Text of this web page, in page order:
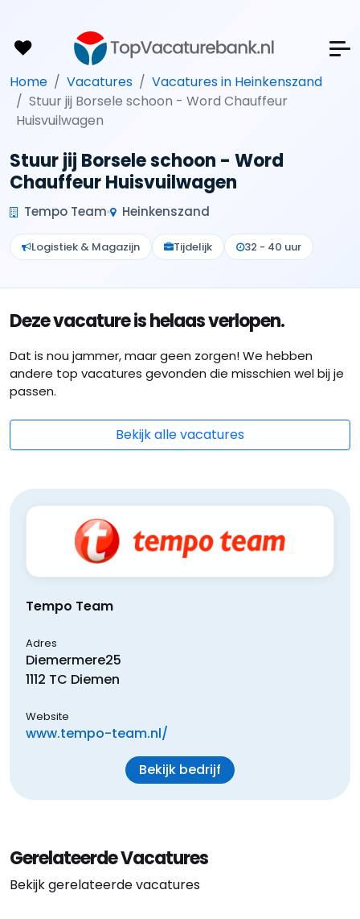
Home Vacatures
Vacatures in Heinkenszand
Stuur jij Borsele schoon - Word Chauffeur
Huisvuilwagen
Stuur jij Borsele schoon - Word
Chauffeur Huisvuilwagen
Tempo Team Heinkenszand
Logistiek & Magazijn Tijdelijk 32 - 40 uur
Deze vacature is helaas verlopen.
Dat is nou jammer, maar geen zorgen! We hebben
andere top vacatures gevonden die misschien wel bij je
passen.
Bekijk alle vacatures
Tempo Team
Adres
Diemermere25
1112 TC Diemen
Website
www.tempo-team.nl/
Bekijk bedrijf
Gerelateerde Vacatures
Bekijk gerelateerde vacatures